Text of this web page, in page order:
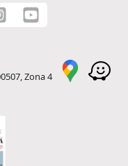
Zona 4